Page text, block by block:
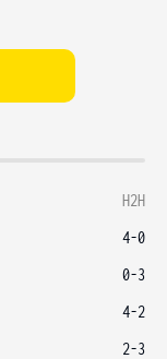
H2H
4-0
0-3
4-2
2-3